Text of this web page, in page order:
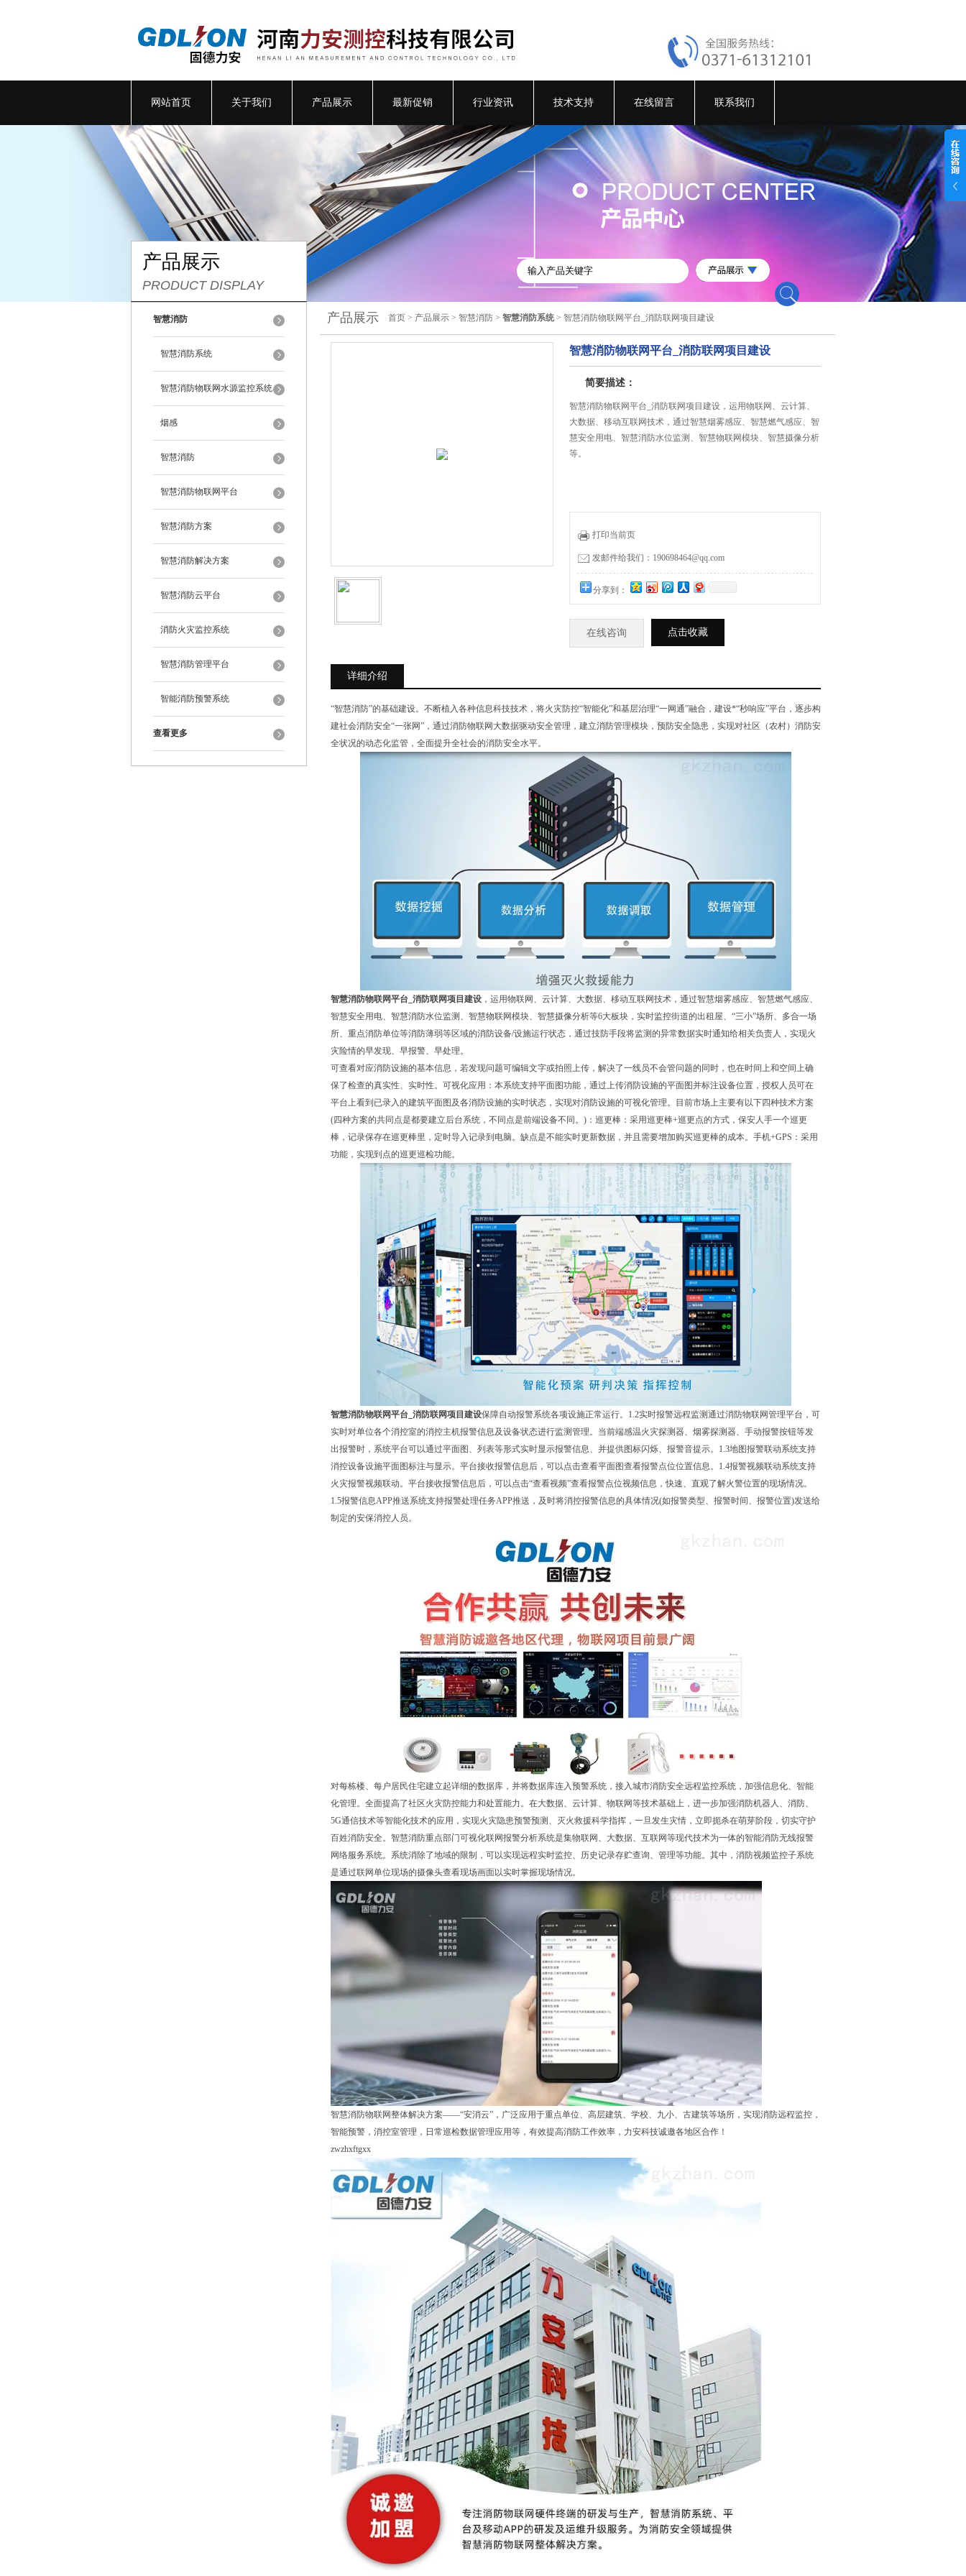
网站首页 关于我们 产品展示 最新促销 行业资讯 技术支持 在线留言 联系我们
产品展示
PRODUCT DISPLAY
智慧消防
智慧消防系统
智慧消防物联网水源监控系统
烟感
智慧消防
智慧消防物联网平台
智慧消防方案
智慧消防解决方案
智慧消防云平台
消防火灾监控系统
智慧消防管理平台
智能消防预警系统
查看更多
产品展示 首页 > 产品展示 > 智慧消防 > 智慧消防系统 > 智慧消防物联网平台_消防联网项目建设
智慧消防物联网平台_消防联网项目建设
简要描述：
智慧消防物联网平台_消防联网项目建设，运用物联网、云计算、
大数据、移动互联网技术，通过智慧烟雾感应、智慧燃气感应、智
慧安全用电、智慧消防水位监测、智慧物联网模块、智慧摄像分析
等。
打印当前页
发邮件给我们：190698464@qq.com
分享到：
在线咨询 点击收藏
详细介绍
“智慧消防”的基础建设。不断植入各种信息科技技术，将火灾防控“智能化”和基层治理“一网通”融合，建设*“秒响应”平台，逐步构
建社会消防安全“一张网”，通过消防物联网大数据驱动安全管理，建立消防管理模块，预防安全隐患，实现对社区（农村）消防安
全状况的动态化监管，全面提升全社会的消防安全水平。
智慧消防物联网平台_消防联网项目建设 ，运用物联网、云计算、大数据、移动互联网技术，通过智慧烟雾感应、智慧燃气感应、
智慧安全用电、智慧消防水位监测、智慧物联网模块、智慧摄像分析等6大板块，实时监控街道的出租屋、“三小”场所、多合一场
所、重点消防单位等消防薄弱等区域的消防设备/设施运行状态，通过技防手段将监测的异常数据实时通知给相关负责人，实现火
灾险情的早发现、早报警、早处理。
可查看对应消防设施的基本信息，若发现问题可编辑文字或拍照上传，解决了一线员不会管问题的同时，也在时间上和空间上确
保了检查的真实性、实时性。可视化应用：本系统支持平面图功能，通过上传消防设施的平面图并标注设备位置，授权人员可在
平台上看到已录入的建筑平面图及各消防设施的实时状态，实现对消防设施的可视化管理。目前市场上主要有以下四种技术方案
(四种方案的共同点是都要建立后台系统，不同点是前端设备不同。)：巡更棒：采用巡更棒+巡更点的方式，保安人手一个巡更
棒，记录保存在巡更棒里，定时导入记录到电脑。缺点是不能实时更新数据，并且需要增加购买巡更棒的成本。手机+GPS：采用
功能，实现到点的巡更巡检功能。
智慧消防物联网平台_消防联网项目建设保障自动报警系统各项设施正常运行。1.2实时报警远程监测通过消防物联网管理平台，可
实时对单位各个消控室的消控主机报警信息及设备状态进行监测管理。当前端感温火灾探测器、烟雾探测器、手动报警按钮等发
出报警时，系统平台可以通过平面图、列表等形式实时显示报警信息、并提供图标闪烁、报警音提示。1.3地图报警联动系统支持
消控设备设施平面图标注与显示。平台接收报警信息后，可以点击查看平面图查看报警点位位置信息。1.4报警视频联动系统支持
火灾报警视频联动。平台接收报警信息后，可以点击“查看视频”查看报警点位视频信息，快速、直观了解火警位置的现场情况。
1.5报警信息APP推送系统支持报警处理任务APP推送，及时将消控报警信息的具体情况(如报警类型、报警时间、报警位置)发送给
制定的安保消控人员。
对每栋楼、每户居民住宅建立起详细的数据库，并将数据库连入预警系统，接入城市消防安全远程监控系统，加强信息化、智能
化管理。全面提高了社区火灾防控能力和处置能力。在大数据、云计算、物联网等技术基础上，进一步加强消防机器人、消防、
5G通信技术等智能化技术的应用，实现火灾隐患预警预测、灭火救援科学指挥，一旦发生灾情，立即扼杀在萌芽阶段，切实守护
百姓消防安全。智慧消防重点部门可视化联网报警分析系统是集物联网、大数据、互联网等现代技术为一体的智能消防无线报警
网络服务系统。系统消除了地域的限制，可以实现远程实时监控、历史记录存贮查询、管理等功能。其中，消防视频监控子系统
是通过联网单位现场的摄像头查看现场画面以实时掌握现场情况。
智慧消防物联网整体解决方案——“安消云”，广泛应用于重点单位、高层建筑、学校、九小、古建筑等场所，实现消防远程监控，
智能预警，消控室管理，日常巡检数据管理应用等，有效提高消防工作效率，力安科技诚邀各地区合作！
zwzhxftgxx